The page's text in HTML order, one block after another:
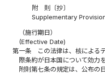
附 則〔抄〕
Supplementary
（施行期日）
(Effective Date)
第一条
この法律は、核による
際条約が日本国について効力
附則第七条の規定は、公布の